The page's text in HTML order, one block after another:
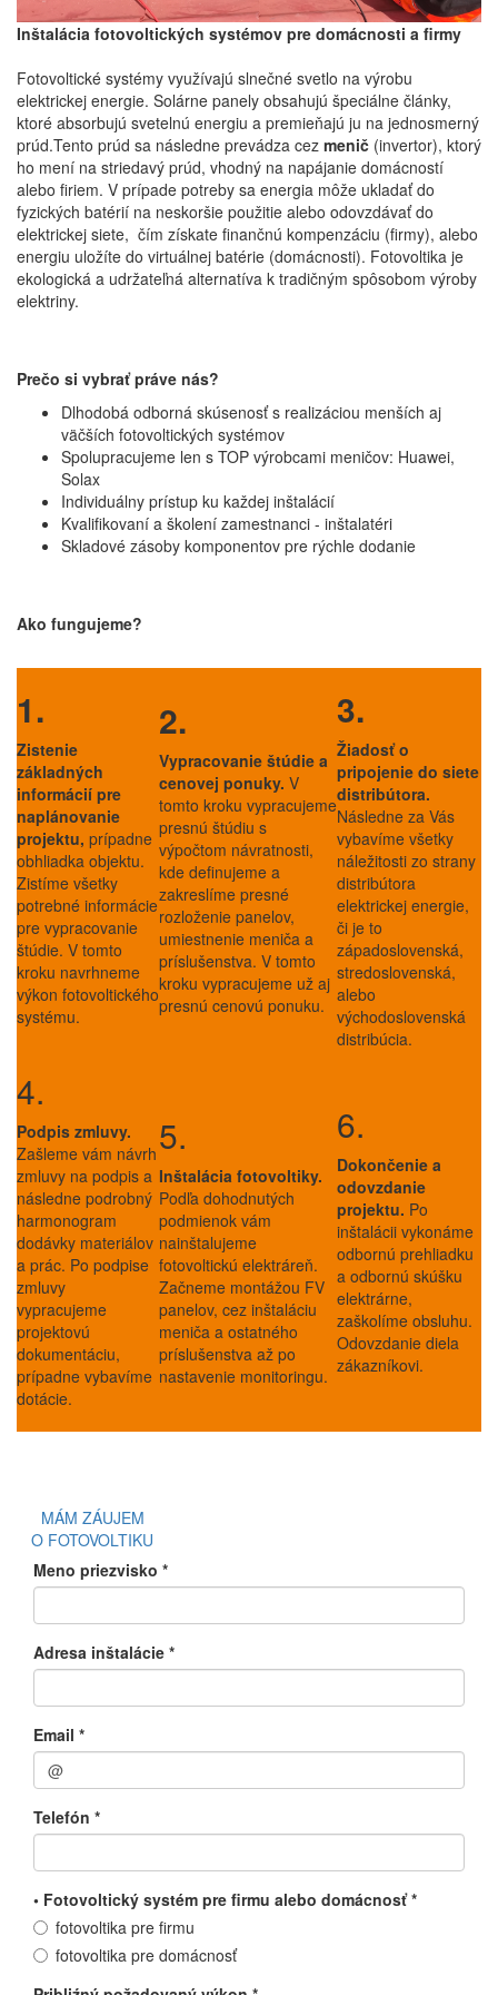
Inštalácia fotovoltických systémov pre domácnosti a firmy
Fotovoltické systémy využívajú slnečné svetlo na výrobu
elektrickej energie. Solárne panely obsahujú špeciálne články,
ktoré absorbujú svetelnú energiu a premieňajú ju na jednosmerný
prúd.Tento prúd sa následne prevádza cez menič (invertor), ktorý
ho mení na striedavý prúd, vhodný na napájanie domácností
alebo firiem. V prípade potreby sa energia môže ukladať do
fyzických batérií na neskoršie použitie alebo odovzdávať do
elektrickej siete, čím získate finančnú kompenzáciu (firmy), alebo
energiu uložíte do virtuálnej batérie (domácnosti). Fotovoltika je
ekologická a udržateľná alternatíva k tradičným spôsobom výroby
elektriny.
Prečo si vybrať práve nás?
Dlhodobá odborná skúsenosť s realizáciou menších aj
väčších fotovoltických systémov
Spolupracujeme len s TOP výrobcami meničov: Huawei,
Solax
Individuálny prístup ku každej inštalácií
Kvalifikovaní a školení zamestnanci - inštalatéri
Skladové zásoby komponentov pre rýchle dodanie
Ako fungujeme?
1.
Zistenie
základných
informácií pre
naplánovanie
projektu, prípadne
obhliadka objektu.
Zistíme všetky
potrebné informácie
pre vypracovanie
štúdie. V tomto
kroku navrhneme
výkon fotovoltického
systému.
2.
Vypracovanie štúdie a
cenovej ponuky. V
tomto kroku vypracujeme
presnú štúdiu s
výpočtom návratnosti,
kde definujeme a
zakreslíme presné
rozloženie panelov,
umiestnenie meniča a
príslušenstva. V tomto
kroku vypracujeme už aj
presnú cenovú ponuku.
3.
Žiadosť o
pripojenie do siete
distribútora.
Následne za Vás
vybavíme všetky
náležitosti zo strany
distribútora
elektrickej energie,
či je to
západoslovenská,
stredoslovenská,
alebo
východoslovenská
distribúcia.
4.
Podpis zmluvy.
Zašleme vám návrh
zmluvy na podpis a
následne podrobný
harmonogram
dodávky materiálov
a prác. Po podpise
zmluvy
vypracujeme
projektovú
dokumentáciu,
prípadne vybavíme
dotácie.
5.
Inštalácia fotovoltiky.
Podľa dohodnutých
podmienok vám
nainštalujeme
fotovoltickú elektráreň.
Začneme montážou FV
panelov, cez inštaláciu
meniča a ostatného
príslušenstva až po
nastavenie monitoringu.
6.
Dokončenie a
odovzdanie
projektu. Po
inštalácii vykonáme
odbornú prehliadku
a odbornú skúšku
elektrárne,
zaškolíme obsluhu.
Odovzdanie diela
zákazníkovi.
MÁM ZÁUJEM
O FOTOVOLTIKU
Meno priezvisko *
Adresa inštalácie *
Email *
Telefón *
• Fotovoltický systém pre firmu alebo domácnosť*
fotovoltika pre firmu
fotovoltika pre domácnosť